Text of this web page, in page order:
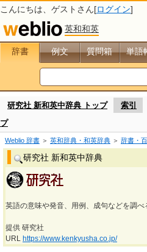
こんにちは、 ゲスト さん[ログイン]
英和和英
辞書 例文 質問箱 単語
研究社 新和英中辞典 トップ 索引
プ
Weblio 辞書 ＞ 英和辞典・和英辞典 ＞ 辞書・
研究社 新和英中辞典
英語の意味や発音、用例、成句などを調べ
提供 研究社
URL https://www.kenkyusha.co.jp/